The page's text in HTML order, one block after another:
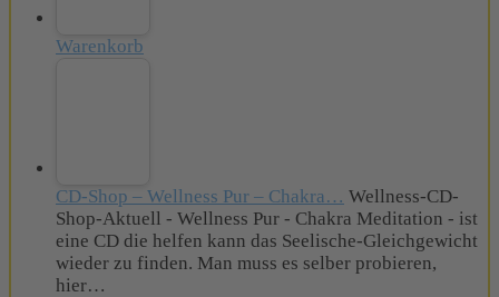
Warenkorb
CD-Shop – Wellness Pur – Chakra… Wellness-CD-
Shop-Aktuell - Wellness Pur - Chakra Meditation - ist
eine CD die helfen kann das Seelische-Gleichgewicht
wieder zu finden. Man muss es selber probieren,
hier…